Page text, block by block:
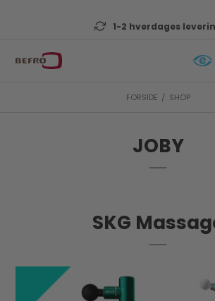
1-2 hverdages
FORSIDE / SHOP
JOBY
SKG